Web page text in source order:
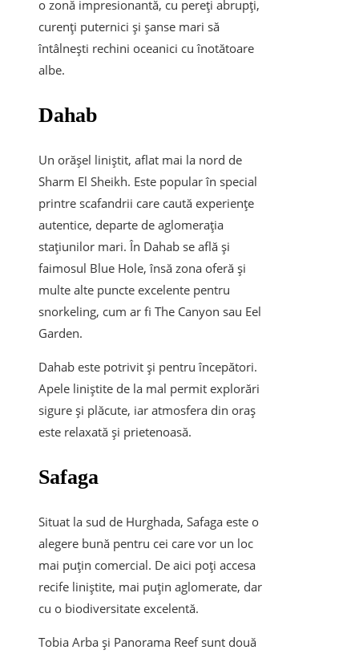
o zonă impresionantă, cu pereți abrupți,
curenți puternici și șanse mari să
întâlnești rechini oceanici cu înotătoare
albe.
Dahab
Un orășel liniștit, aflat mai la nord de
Sharm El Sheikh. Este popular în special
printre scafandrii care caută experiențe
autentice, departe de aglomerația
stațiunilor mari. În Dahab se află și
faimosul Blue Hole, însă zona oferă și
multe alte puncte excelente pentru
snorkeling, cum ar fi The Canyon sau Eel
Garden.
Dahab este potrivit și pentru începători.
Apele liniștite de la mal permit explorări
sigure și plăcute, iar atmosfera din oraș
este relaxată și prietenoasă.
Safaga
Situat la sud de Hurghada, Safaga este o
alegere bună pentru cei care vor un loc
mai puțin comercial. De aici poți accesa
recife liniștite, mai puțin aglomerate, dar
cu o biodiversitate excelentă.
Tobia Arba și Panorama Reef sunt două